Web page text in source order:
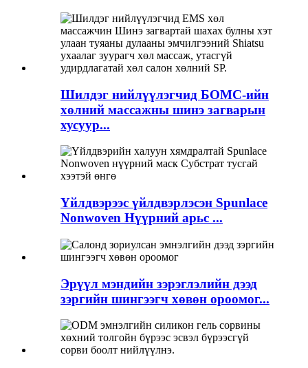
Шилдэг нийлүүлэгчид БОМС-ийн
хөлний массажны шинэ загварын
хусуур...
Үйлдвэрээс үйлдвэрлэсэн Spunlace
Nonwoven Нүүрний арьс ...
Эрүүл мэндийн зэрэглэлийн дээд
зэргийн шингээгч хөвөн ороомог...